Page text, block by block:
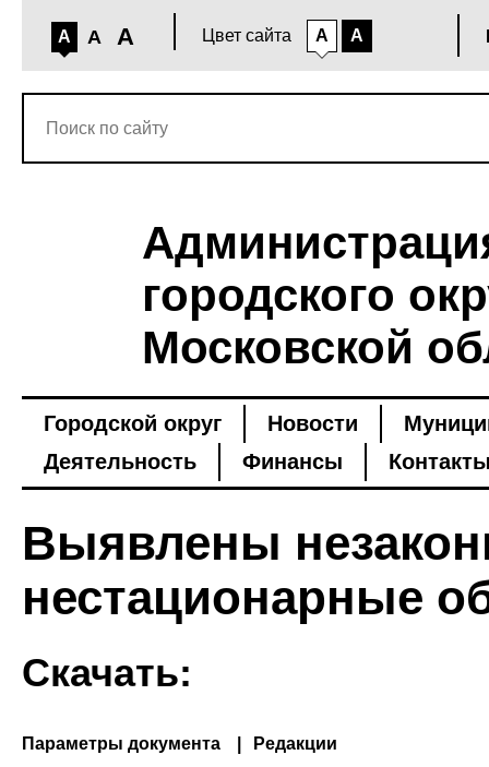
A A A Цвет сайта A A
городского
Московской
Городской округ Новости
Деятельность
Финансы
Выявлены
нестационарные
Скачать:
Параметры документа Редакции